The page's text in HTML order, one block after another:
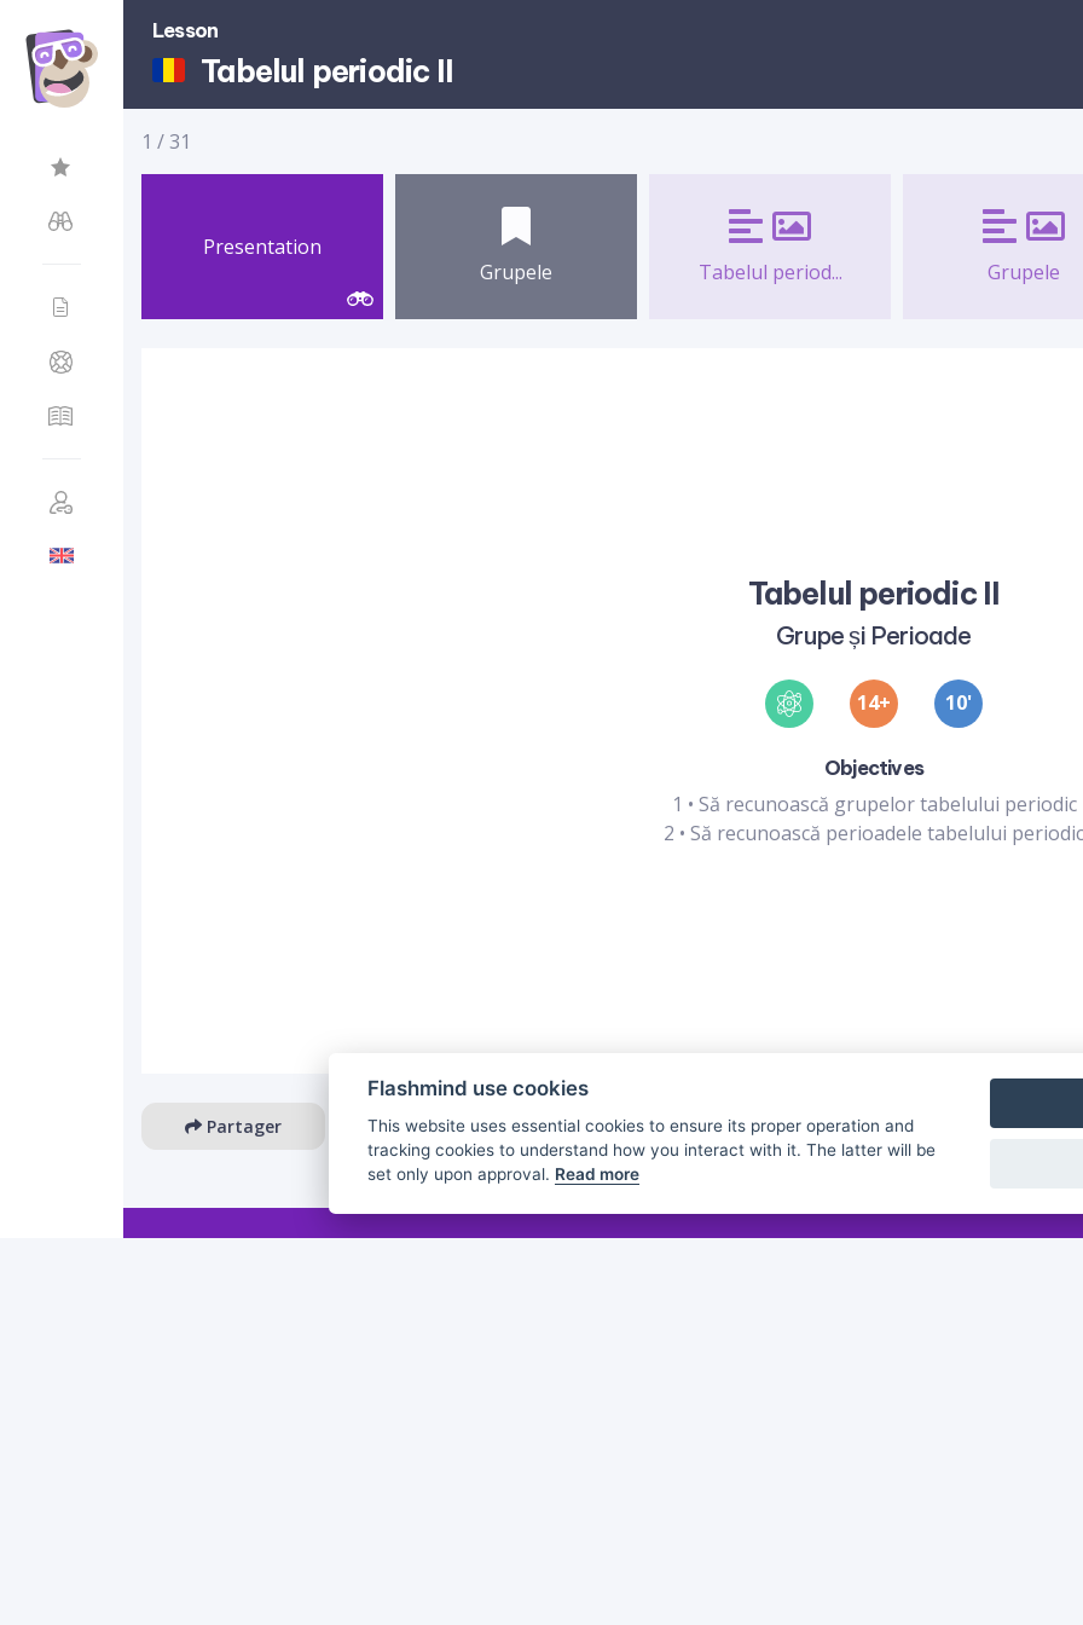
Lesson
Tabelul periodic II
1 /31
Presentation
Grupele
Tabelul period... Grupele
Tabelul periodic II
Grupe și Perioade
14 10'
Objectives
1 • Să recunoască grupelor tabelului periodic
2 • Să recunoască perioadele tabelului periodic
Partager
Flashmind use cookies
This website uses essential cookies to ensure its proper operation and
tracking cookies to understand how you interact with it. The latter will be
set only upon approval. Read more